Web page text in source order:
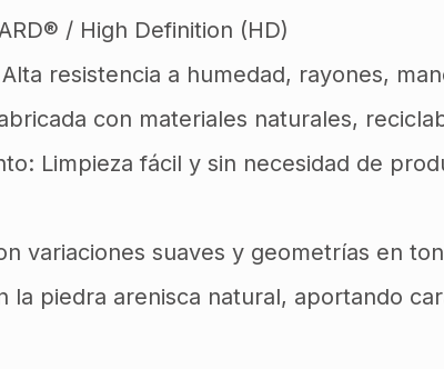
/ High Definition (HD)
resistencia a humedad, rayones,
con materiales naturales,
Limpieza fácil y sin necesidad de
variaciones suaves y geometrías en
la piedra arenisca natural, aportando